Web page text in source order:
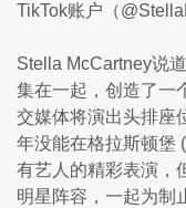
TikTok账户（
Stella McCartney说
集在一起，创造了一
交媒体将演出头排座
年没能在格拉斯顿堡
有艺人的精彩表演，
明星阵容，一起为制